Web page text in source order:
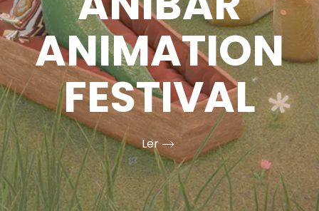
ANIMATION
FESTIVAL
Ler